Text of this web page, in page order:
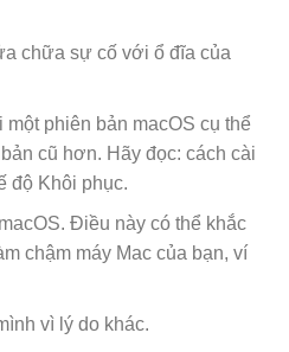
chữa sự cố với ổ đĩa của
phiên bản macOS cụ thể
cũ hơn. Hãy đọc: cách cài
độ Khôi phục.
Điều này có thể khắc
chậm máy Mac của bạn, ví
vì lý do khác.